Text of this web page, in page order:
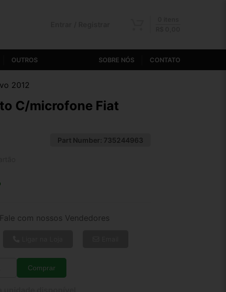
OUTROS SOBRE NÓS CONTATO
2012
C/microfone Fiat
Part Number: 735244963
com nossos Vendedores
Quantidade
Comprar